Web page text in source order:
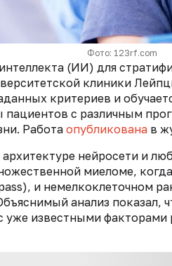
Фото: 123rf.com
(ИИ) для
клиники
критериев и
с различным
Работа опубликована в
нейросети и
миеломе,
и немелкоклеточном
анализ показал,
известными факторами